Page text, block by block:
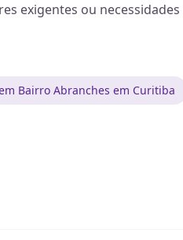
exigentes ou
Bairro Abranches em Curitiba